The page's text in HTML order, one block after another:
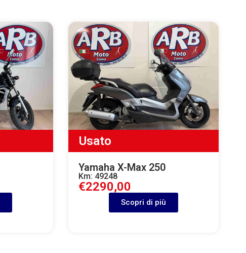
Usato
Yamaha X-Max 250
Km: 49248
€2290,00
Scopri di più